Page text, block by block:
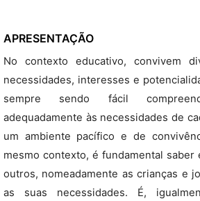
APRESENTAÇÃO
No contexto educativo, convivem
necessidades, interesses e
sempre sendo fácil
adequadamente às necessidades de
um ambiente pacífico e de
mesmo contexto, é fundamental saber
outros, nomeadamente as crianças e
as suas necessidades. É,